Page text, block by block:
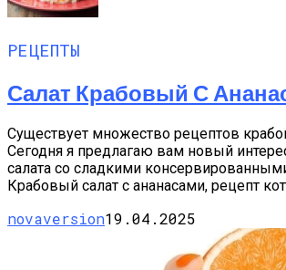
РЕЦЕПТЫ
Салат Крабовый С
Существует множество рецептов
Сегодня я предлагаю вам новый
салата со сладкими
Крабовый салат с ананасами, рецепт
novaversion19.04.2025